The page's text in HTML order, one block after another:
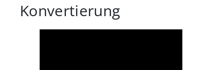
Konvertierung